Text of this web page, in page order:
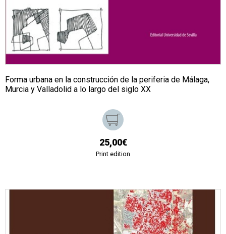
Forma urbana en la construcción de la periferia de Málaga,
Murcia y Valladolid a lo largo del siglo XX
25,00€
Print edition